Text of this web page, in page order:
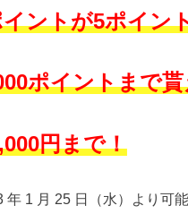
ントが5ポイン
ポイントまで
円まで！
1 月 25 日（水）より可能